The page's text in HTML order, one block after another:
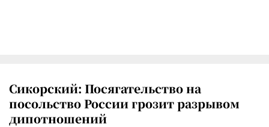
Сикорский: Посягательство на
посольство России грозит разрывом
дипотношений